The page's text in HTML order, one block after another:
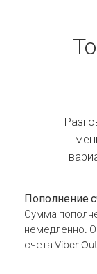
Пополнение
Сумма
немедленно.
счёта Viber